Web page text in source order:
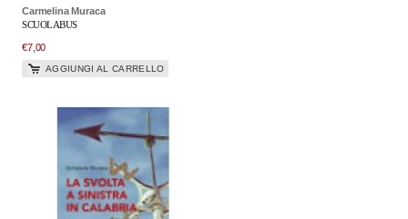
Carmelina Muraca
SCUOLABUS
€7,00
AGGIUNGI AL CARRELLO